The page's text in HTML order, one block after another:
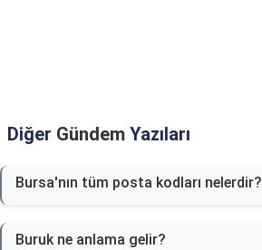
Diğer Gündem Yazıları
Bursa'nın tüm posta kodları nelerdir?
Buruk ne anlama gelir?